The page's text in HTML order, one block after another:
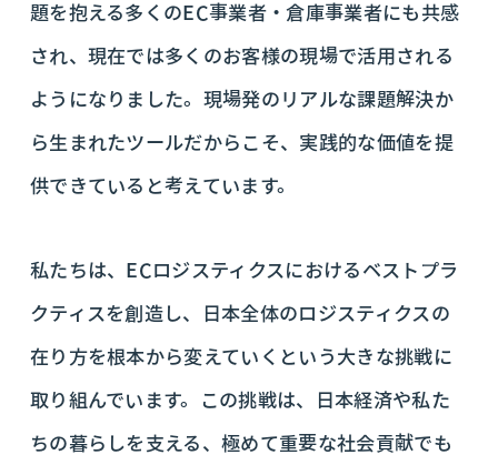
題を抱える多くのEC事業者・倉庫事業者にも共感
され、現在では多くのお客様の現場で活用される
ようになりました。現場発のリアルな課題解決か
ら生まれたツールだからこそ、実践的な価値を提
供できていると考えています。
私たちは、ECロジスティクスにおけるベストプラ
クティスを創造し、日本全体のロジスティクスの
在り方を根本から変えていくという大きな挑戦に
取り組んでいます。この挑戦は、日本経済や私た
ちの暮らしを支える、極めて重要な社会貢献でも